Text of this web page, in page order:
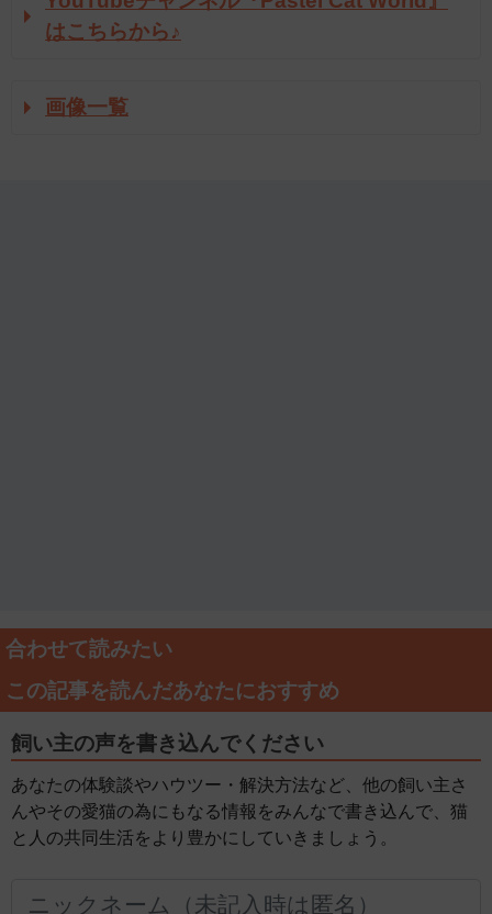
はこちらから♪
画像一覧
合わせて読みたい
この記事を読んだあなたにおすすめ
飼い主の声を書き込んでください
あなたの体験談やハウツー・解決方法など、他の飼い主さ
んやその愛猫の為にもなる情報をみんなで書き込んで、猫
と人の共同生活をより豊かにしていきましょう。